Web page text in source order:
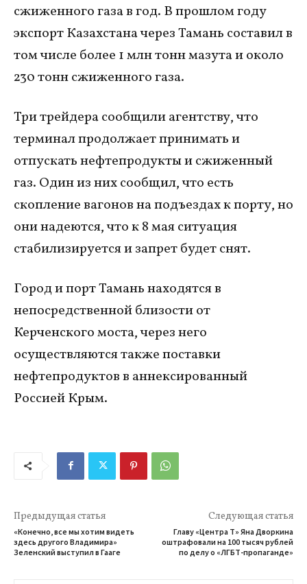
сжиженного газа в год. В прошлом году
экспорт Казахстана через Тамань составил в
том числе более 1 млн тонн мазута и около
230 тонн сжиженного газа.
Три трейдера сообщили агентству, что
терминал продолжает принимать и
отпускать нефтепродукты и сжиженный
газ. Один из них сообщил, что есть
скопление вагонов на подъездах к порту, но
они надеются, что к 8 мая ситуация
стабилизируется и запрет будет снят.
Город и порт Тамань находятся в
непосредственной близости от
Керченского моста, через него
осуществляются также поставки
нефтепродуктов в аннексированный
Россией Крым.
Предыдущая статья
«Конечно, все мы хотим видеть
здесь другого Владимира»
Зеленский выступил в Гааге
Следующая статья
Главу «Центра Т» Яна Дворкина
оштрафовали на 100 тысяч рублей
по делу о «ЛГБТ-пропаганде»